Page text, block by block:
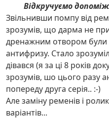
Відкручуємо
Звільнивши помпу від
зрозумів, що дарма не
дренажним отвором були
антифризу. Стало
дівався (я за ці 8 років
зрозумів, шо цього разу
попереду друга серія.. :-)
Але заміну ременів і
варіантів...